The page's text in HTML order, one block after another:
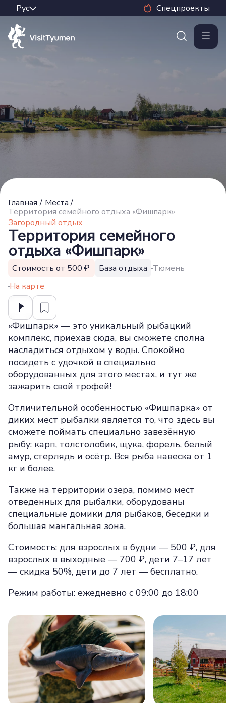
Спецпроекты
Главная / Места /
Территория семейного отдыха «Фишпарк»
Загородный отдых
Территория семейного
отдыха «Фишпарк»
Стоимость от 500 База отдыха Тюмень
На карте
«Фишпарк» — это уникальный рыбацкий
комплекс, приехав сюда, вы сможете сполна
насладиться отдыхом у воды. Спокойно
посидеть с удочкой в специально
оборудованных для этого местах, и тут же
зажарить свой трофей!
Отличительной особенностью «Фишпарка» от
диких мест рыбалки является то, что здесь вы
сможете поймать специально завезённую
рыбу: карп, толстолобик, щука, форель, белый
амур, стерлядь и осётр. Вся рыба навеска от 1
кг и более.
Также на территории озера, помимо мест
отведенных для рыбалки, оборудованы
специальные домики для рыбаков, беседки и
большая мангальная зона.
Стоимость: для взрослых в будни — 500 ₽, для
взрослых в выходные — 700 ₽, дети 7–17 лет
— скидка 50%, дети до 7 лет — бесплатно.
Режим работы: ежедневно с 09:00 до 18:00